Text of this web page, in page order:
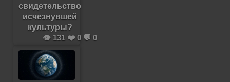
свидетельство
исчезнувшей
культуры?
👁️ 131 ❤️ 0 💬 0